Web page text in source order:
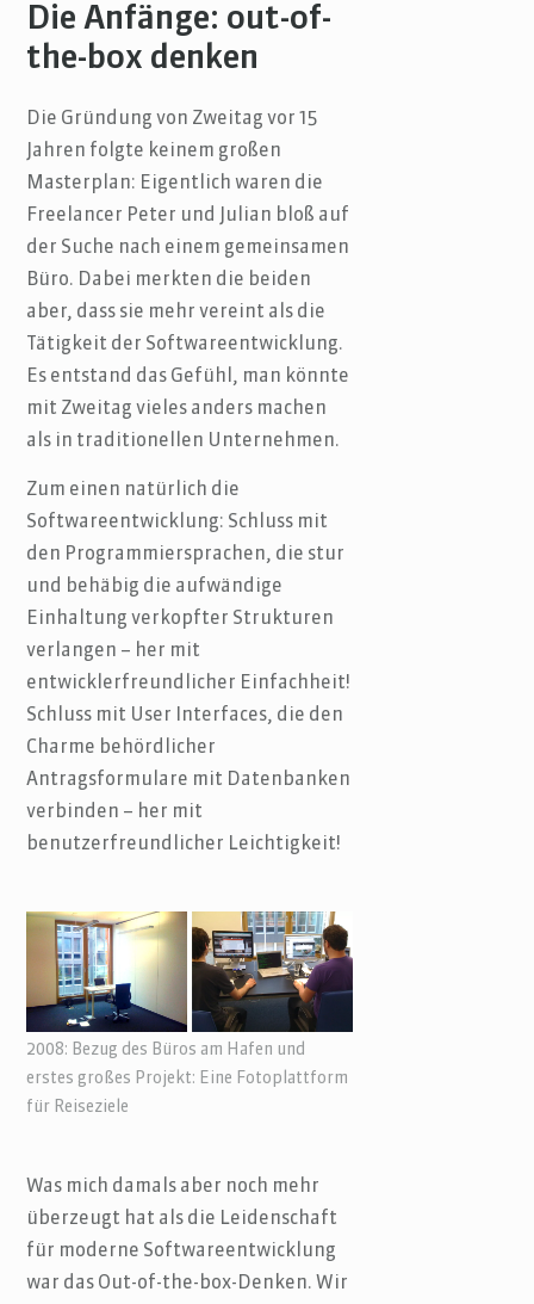
Die Anfänge: out-of-
the-box denken
Die Gründung von Zweitag vor 15
Jahren folgte keinem großen
Masterplan: Eigentlich waren die
Freelancer Peter und Julian bloß auf
der Suche nach einem gemeinsamen
Büro. Dabei merkten die beiden
aber, dass sie mehr vereint als die
Tätigkeit der Softwareentwicklung.
Es entstand das Gefühl, man könnte
mit Zweitag vieles anders machen
als in traditionellen Unternehmen.
Zum einen natürlich die
Softwareentwicklung: Schluss mit
den Programmiersprachen, die stur
und behäbig die aufwändige
Einhaltung verkopfter Strukturen
verlangen – her mit
entwicklerfreundlicher Einfachheit!
Schluss mit User Interfaces, die den
Charme behördlicher
Antragsformulare mit Datenbanken
verbinden – her mit
benutzerfreundlicher Leichtigkeit!
2008: Bezug des Büros am Hafen und
erstes großes Projekt: Eine Fotoplattform
für Reiseziele
Was mich damals aber noch mehr
überzeugt hat als die Leidenschaft
für moderne Softwareentwicklung
war das Out-of-the-box-Denken. Wir